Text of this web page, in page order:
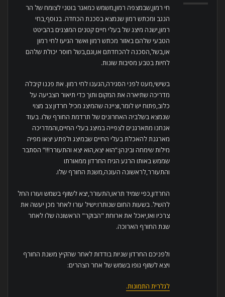
חי רמון,שבמצפה רמון,משמש כמאגר בוטני לצומח של הר
הנגב ומכתש רמון שנמצא בסכנת הכחדה. בנוסף,בחי
רמון,ישנה מיצג של בעלי חיים קטנים המוצגים בהביטט
הטבעי שלהם באזור מכתש רמון ואשר הגיעו לחי רמון
או,בשל,הסכנה להכחדתם או,וגם,בשל חוסר יכולת שלהם
לחיות בטבע מסיבות שונות.
בשישי,מעט לפני הסגירה,הגענו לחי רמון. את פננו קיבלה
מדריכה שתיארה את המקום ותוך כדי תיאור הצביעה על
כלוב,פתוח יש לומר,וציינה שהמיצג מכיל חרדון צב מצוי
שנמצא בשלביה האחרונים של תרדמת החורף שלו. בעוד
אנחנו מתארגנים לצפייה במיצג בעלי החיים,והמדריכה
מארגנת להאכלת בעלי החיים שבמיצג ולפתע יצאו מפיה
מילות שימחה ובינהן:”הוא יצא,הוא יצא והתעורר!!!” הסתבר
שממש באותו הרגע הגיח החרדון ממאורתו
והתעורר,לראשונה העונה,משנת החורף שלו.
החרדון,כפי שמיד תראו,התעורר,יצא לשזוף בשמש ועורו החל
להשיל. בשעות החום שנותרו:ישיל עורו לאחר מכן יעשה את
צרכיו ואז,יאכל את ארוחת "הבוקר" הראשונה שלו לאחר
שנת החורף הארוכה.
ולפניכם החרדון שניות בודדות לאחר שהקיץ משנת החורף
ויצא לשזוף גופו בשמש של אחר הצהרים:
לגלרית התמונות.